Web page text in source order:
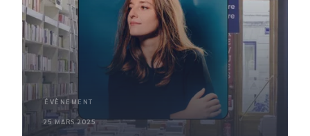
ÉVÈNEMENT
25 MARS 2025